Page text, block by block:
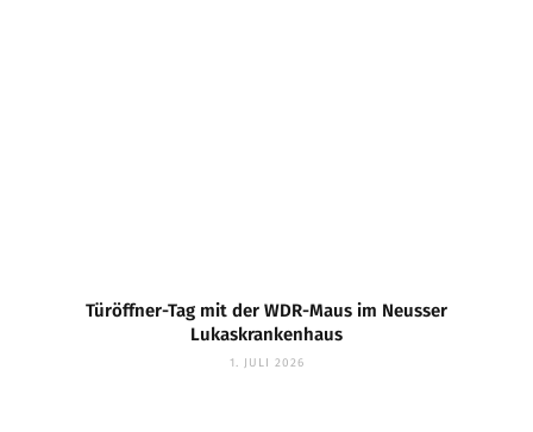
Türöffner-Tag mit der WDR-Maus im Neusser
Lukaskrankenhaus
1. JULI 2026